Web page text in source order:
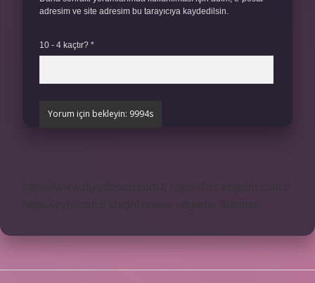
adresim ve site adresim bu tarayıcıya kaydedilsin.
10 - 4 kaçtır? *